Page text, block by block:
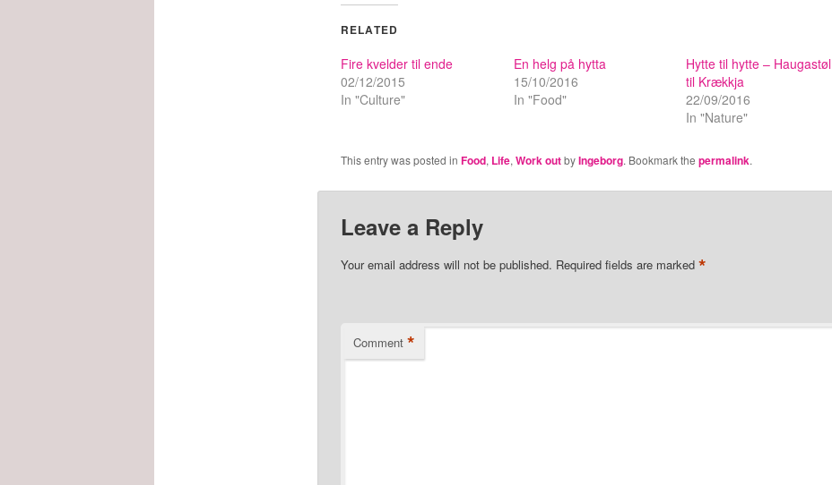
RELATED
Fire kvelder til ende
02/12/2015
In "Culture"
En helg på hytta
15/10/2016
In "Food"
Hytte til hytte – Haugastøl
til Krækkja
22/09/2016
In "Nature"
This entry was posted in Food, Life, Work outbyIngeborg. Bookmark the permalink.
Leave a Reply
Your email address will not be published. Required fields are marked *
Comment *